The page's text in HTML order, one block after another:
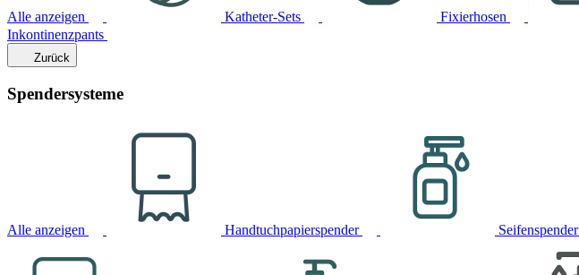
Alle anzeigen Katheter-Sets Fixierhosen
Inkontinenzpants
Zurück
Spendersysteme
Alle anzeigen Handtuchpapierspender Seifenspender